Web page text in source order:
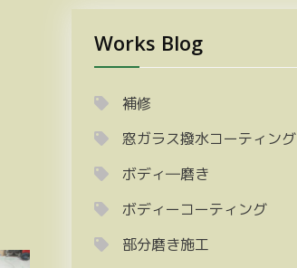
Works Blog
補修
窓ガラス撥水コーティング
ボディ―磨き
ボディーコーティング
部分磨き施工